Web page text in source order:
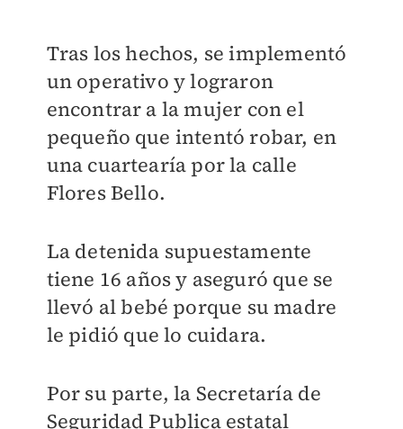
Tras los hechos, se implementó
un operativo y lograron
encontrar a la mujer con el
pequeño que intentó robar, en
una cuartearía por la calle
Flores Bello.
La detenida supuestamente
tiene 16 años y aseguró que se
llevó al bebé porque su madre
le pidió que lo cuidara.
Por su parte, la Secretaría de
Seguridad Publica estatal